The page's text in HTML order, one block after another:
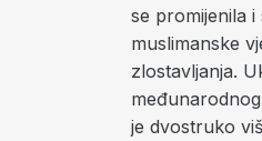
se promijenila
muslimanske
zlostavljanja.
je dvostruko